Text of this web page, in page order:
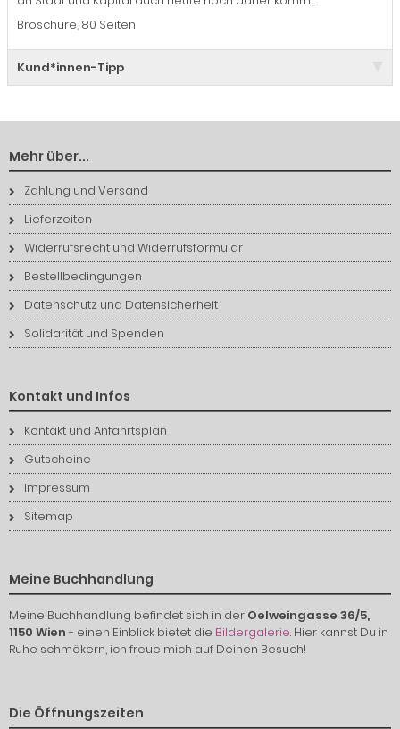
Broschüre, 80 Seiten
Kund*innen-Tipp
Mehr über...
Zahlung und Versand
Lieferzeiten
Widerrufsrecht und Widerrufsformular
Bestellbedingungen
Datenschutz und Datensicherheit
Solidarität und Spenden
Kontakt und Infos
Kontakt und Anfahrtsplan
Gutscheine
Impressum
Sitemap
Meine Buchhandlung
Meine Buchhandlung befindet sich in der Oelweingasse 36/5,
1150 Wien- einen Einblick bietet die Bildergalerie. Hier kannst Du in
Ruhe schmökern, ich freue mich auf Deinen Besuch!
Die Öffnungszeiten